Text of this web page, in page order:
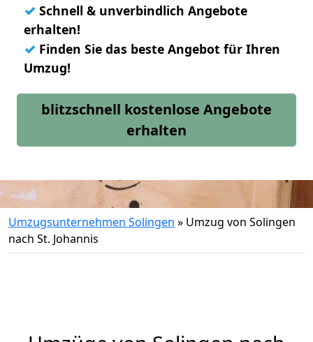
✓ Schnell & unverbindlich Angebote
erhalten!
✓ Finden Sie das beste Angebot für Ihren
Umzug!
blitzschnell kostenlose Angebote
erhalten
Umzugsunternehmen Solingen » Umzug von Solingen
nach St. Johannis